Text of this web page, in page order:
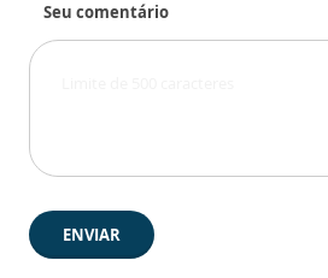
Seu comentário
ENVIAR